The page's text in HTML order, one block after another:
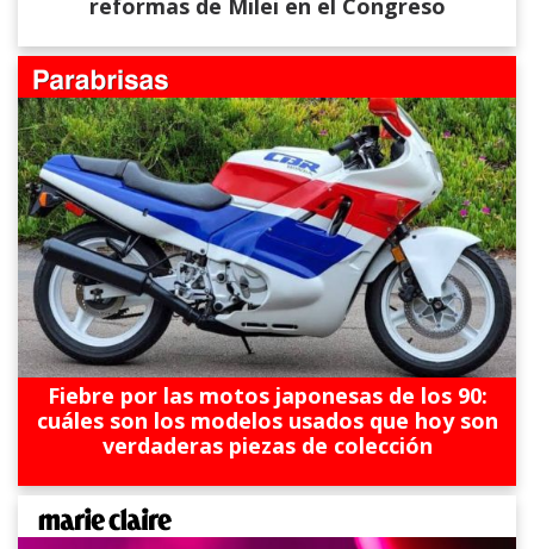
Fiebre por las motos japonesas de los 90:
cuáles son los modelos usados que hoy son
verdaderas piezas de colección